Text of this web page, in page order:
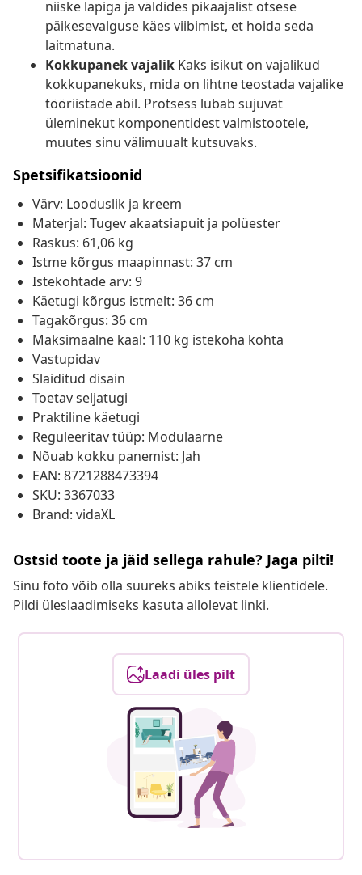
niiske lapiga ja väldides pikaajalist otsese
päikesevalguse käes viibimist, et hoida seda
laitmatuna.
Kokkupanek vajalik Kaks isikut on vajalikud
kokkupanekuks, mida on lihtne teostada vajalike
tööriistade abil. Protsess lubab sujuvat
üleminekut komponentidest valmistootele,
muutes sinu välimuualt kutsuvaks.
Spetsifikatsioonid
Värv: Looduslik ja kreem
Materjal: Tugev akaatsiapuit ja polüester
Raskus: 61,06 kg
Istme kõrgus maapinnast: 37 cm
Istekohtade arv: 9
Käetugi kõrgus istmelt: 36 cm
Tagakõrgus: 36 cm
Maksimaalne kaal: 110 kg istekoha kohta
Vastupidav
Slaiditud disain
Toetav seljatugi
Praktiline käetugi
Reguleeritav tüüp: Modulaarne
Nõuab kokku panemist: Jah
EAN: 8721288473394
SKU: 3367033
Brand: vidaXL
Ostsid toote ja jäid sellega rahule? Jaga pilti!
Sinu foto võib olla suureks abiks teistele klientidele.
Pildi üleslaadimiseks kasuta allolevat linki.
Laadi üles pilt